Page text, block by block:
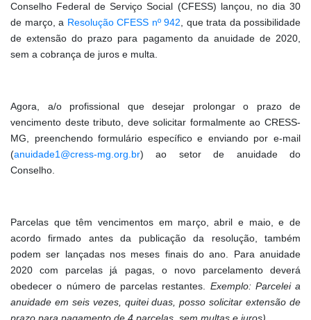
Conselho Federal de Serviço Social (CFESS) lançou, no dia 30
de março, a Resolução CFESS nº 942 , que trata da possibilidade
de extensão do prazo para pagamento da anuidade de 2020,
sem a cobrança de juros e multa.
Agora, a/o profissional que desejar prolongar o prazo de
vencimento deste tributo, deve solicitar formalmente ao CRESS-
MG, preenchendo formulário específico e enviando por e-mail
(anuidade1@cress-mg.org.br) ao setor de anuidade do
Conselho.
Parcelas que têm vencimentos em março, abril e maio, e de
acordo firmado antes da publicação da resolução, também
podem ser lançadas nos meses finais do ano. Para anuidade
2020 com parcelas já pagas, o novo parcelamento deverá
obedecer o número de parcelas restantes. Exemplo: Parcelei a
anuidade em seis vezes, quitei duas, posso solicitar extensão de